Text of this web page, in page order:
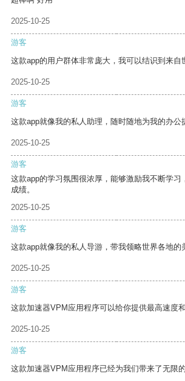
2025-10-25
游客
这款app的用户群体非常庞大，我可以结识到来自
2025-10-25
游客
这款app就像我的私人助理，随时随地为我的办公
2025-10-25
游客
这款app的学习氛围很浓厚，能够激励我不断学习
成绩。
2025-10-25
游客
这款app就像我的私人导游，带我领略世界各地的
2025-10-25
游客
这款加速器VPM应用程序可以给你提供最高速度
2025-10-25
游客
这款加速器VPM应用程序已经为我们带来了无限的